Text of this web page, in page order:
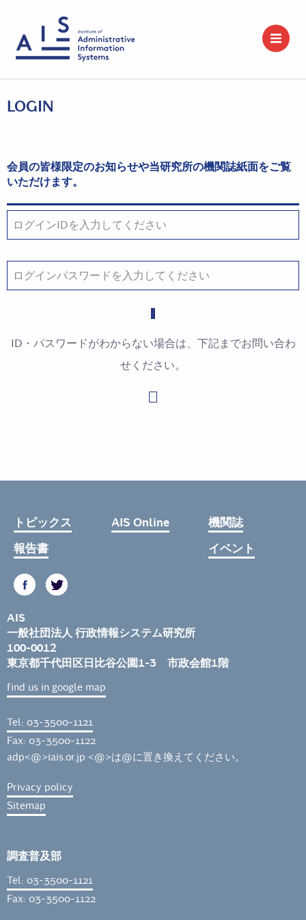
LOGIN
会員の皆様限定のお知らせや当研究所の機関誌紙面をご覧
いただけます。
ID・パスワードがわからない場合は、下記までお問い合わ
せください。
トピックス AIS Online
機関誌
報告書
イベント
AIS
一般社団法人 行政情報システム研究所
100-0012
東京都千代田区日比谷公園1-3 市政会館1階
find us in google map
Tel: 03-3500-1121
Fax: 03-3500-1122
adp<@>iais.or.jp <@>は@に置き換えてください。
Privacy policy
Sitemap
調査普及部
Tel: 03-3500-1121
Fax: 03-3500-1122